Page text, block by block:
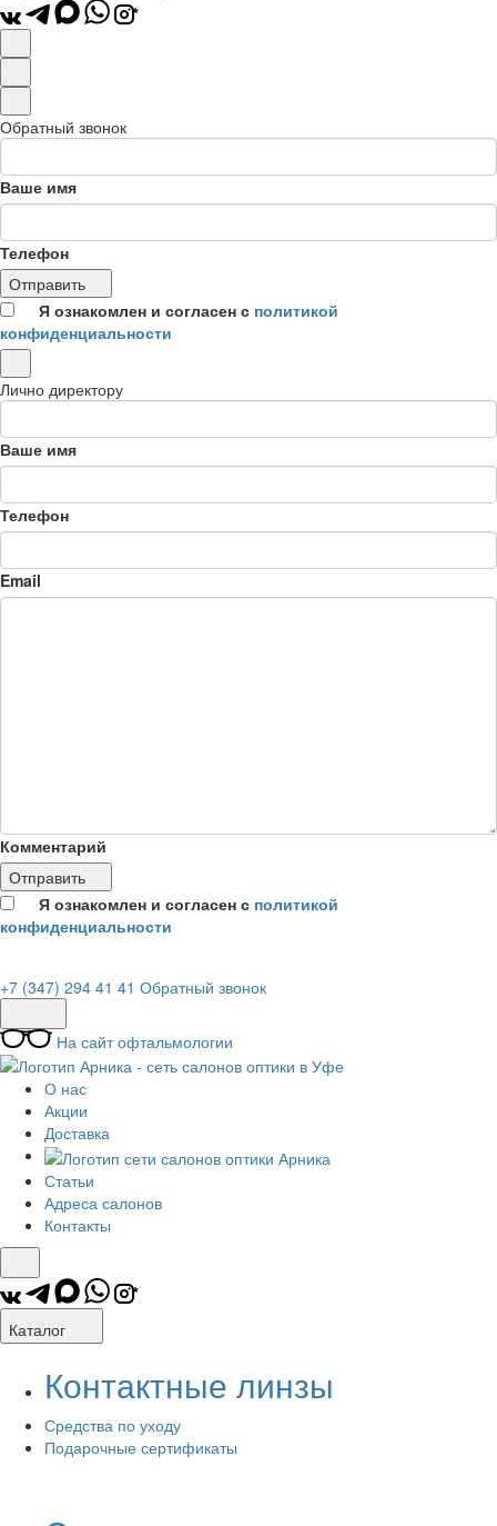
*
Обратный звонок
Ваше имя
Телефон
Отправить
Я ознакомлен и согласен с политикой
конфиденциальности
Лично директору
Ваше имя
Телефон
Email
Комментарий
Отправить
Я ознакомлен и согласен с политикой
конфиденциальности
+7 (347) 294 41 41 Обратный звонок
На сайт офтальмологии
О нас
Акции
Доставка
Статьи
Адреса салонов
Контакты
*
Каталог
Контактные линзы
Средства по уходу
Подарочные сертификаты